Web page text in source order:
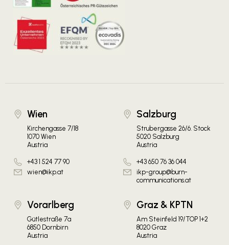
Wien
Kirchengasse 7/18
1070 Wien
Austria
+43 1 524 77 90
wien@ikp.at
Salzburg
Strubergasse 26/6. Stock
5020 Salzburg
Austria
+43 650 76 36 044
ikp-group@burn-
communications.at
Vorarlberg
Gütlestraße 7a
6850 Dornbirn
Austria
Graz & KPTN
Am Steinfeld 19/TOP 1+2
8020 Graz
Austria